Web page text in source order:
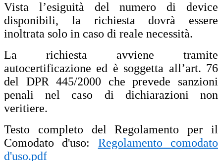
Vista l’esiguità del numero di device
disponibili, la richiesta dovrà essere
inoltrata solo in caso di reale necessità.
La richiesta avviene tramite
autocertificazione ed è soggetta all’art. 76
del DPR 445/2000 che prevede sanzioni
penali nel caso di dichiarazioni non
veritiere.
Testo completo del Regolamento per il
Comodato d'uso: Regolamento comodato
d'uso.pdf